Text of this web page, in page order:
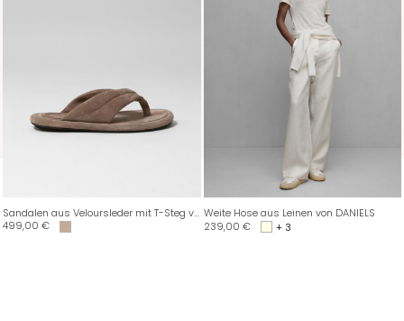
Sandalen aus Veloursleder mit T-Steg von OFFICINE CREATIVE
499,00 €
Weite Hose aus Leinen von DANIELS
239,00 € + 3